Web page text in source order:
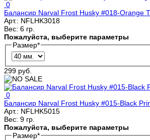
0
Балансир Narval Frost Husky #018-Orange
Арт.: NFLHK3018
Вес: 6 гр.
Пожалуйста, выберите параметры
Размер*
299 руб.
0
Балансир Narval Frost Husky #015-Black
Арт.: NFLHK5015
Вес: 9 гр.
Пожалуйста, выберите параметры
Размер*